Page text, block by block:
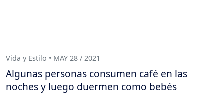
Vida y Estilo • MAY 28 / 2021
Algunas personas consumen café en las
noches y luego duermen como bebés